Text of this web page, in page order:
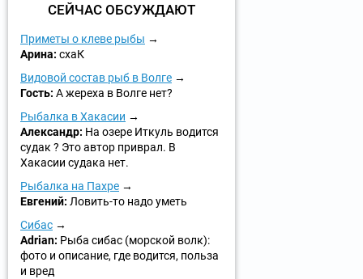
СЕЙЧАС ОБСУЖДАЮТ
Приметы о клеве рыбы
Арина: схаК
Видовой состав рыб в Волге
Гость: А жереха в Волге нет?
Рыбалка в Хакасии
Александр: На озере Иткуль водится
судак ? Это автор приврал. В
Хакасии судака нет.
Рыбалка на Пахре
Евгений: Ловить-то надо уметь
Сибас
Adrian: Рыба сибас (морской волк):
фото и описание, где водится, польза
и вред